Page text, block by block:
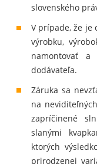
slovenského
V prípade, že je
výrobku,
namontovať
dodávateľa.
Záruka sa
na
zapríčinené
slanými
ktorých
prirodzenej